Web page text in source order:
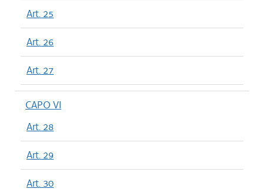
Art. 25
Art. 26
Art. 27
CAPO VI
Art. 28
Art. 29
Art. 30